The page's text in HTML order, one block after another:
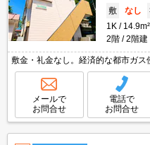
敷
なし
1K
14.9m²
2階
2階
敷金・礼金なし。経済的な都市ガス
ンランドリーあり。仲介手数料家
期費用キャッシュレス決済可(条件あ
メールで
お問合せ
電話で
お問合せ